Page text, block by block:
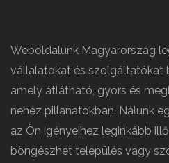
Weboldalunk Magyarország
vállalatokat és szolgáltatókat
amely átlátható, gyors és
nehéz pillanatokban. Nálunk
az Ön igényeihez leginkább
böngészhet település vagy